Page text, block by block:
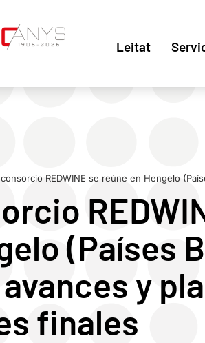
Leitat
consorcio REDWINE se reúne en Hengelo
(Países
y
finales